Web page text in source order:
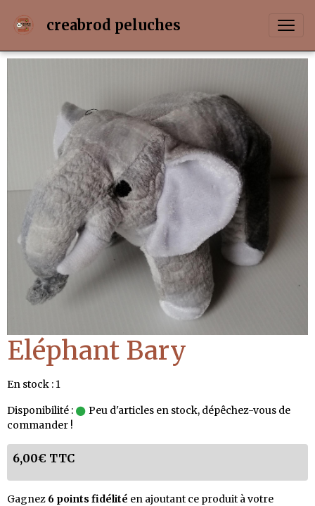
creabrod peluches
Eléphant Bary
En stock : 1
Disponibilité :
Peu d'articles en stock, dépêchez-vous de
commander !
6,00€ TTC
Gagnez 6 points fidélité en ajoutant ce produit à votre